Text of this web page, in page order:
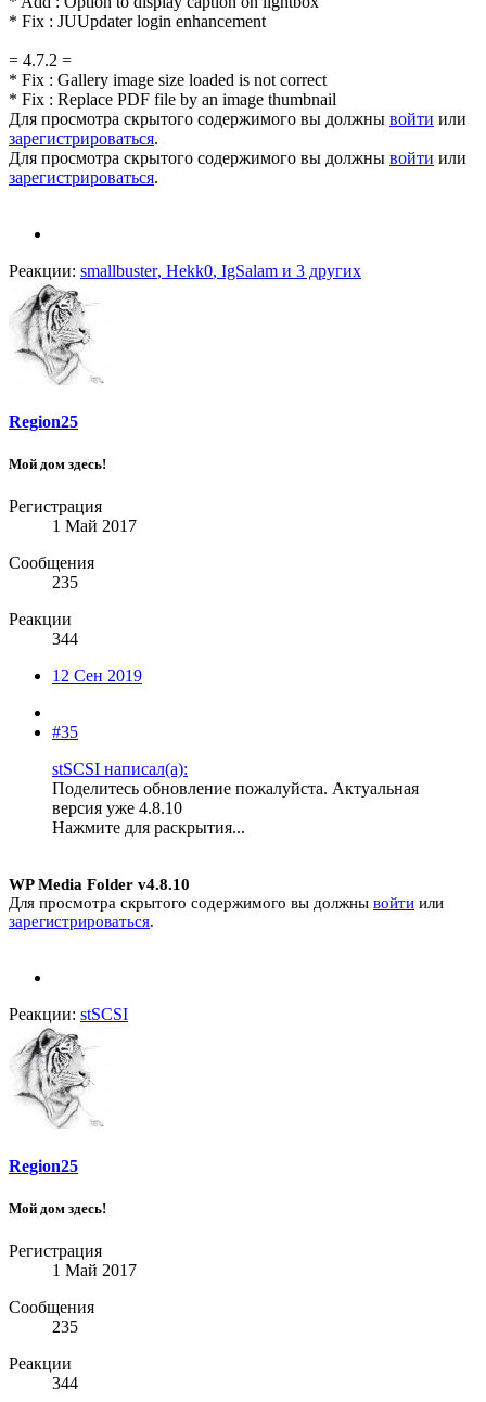
* Fix : JUUpdater login enhancement
= 4.7.2 =
* Fix : Gallery image size loaded is not correct
* Fix : Replace PDF file by an image thumbnail
Для просмотра скрытого содержимого вы должны войти или
зарегистрироваться.
Для просмотра скрытого содержимого вы должны войти или
зарегистрироваться.
Реакции: smallbuster, Hekk0, IgSalam и 3 других
Region25
Мой дом здесь!
Регистрация
1 Май 2017
Сообщения
235
Реакции
344
12 Сен 2019
#35
stSCSI написал(а):
Поделитесь обновление пожалуйста. Актуальная
версия уже 4.8.10
Нажмите для раскрытия...
WP Media Folder v4.8.10
Для просмотра скрытого содержимого вы должны войти или
зарегистрироваться.
Реакции: stSCSI
Region25
Мой дом здесь!
Регистрация
1 Май 2017
Сообщения
235
Реакции
344